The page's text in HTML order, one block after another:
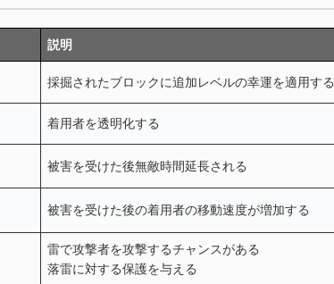
説明
採掘されたブロックに追加レベルの幸運を適用する
着用者を透明化する
被害を受けた後無敵時間延長される
被害を受けた後の着用者の移動速度が増加する
雷で攻撃者を攻撃するチャンスがある
落雷に対する保護を与える